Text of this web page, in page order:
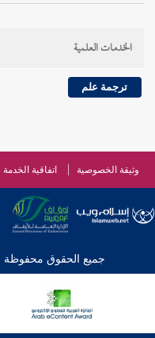
الخدمات العلمية
ترجمة علم
وثيقة الخصوصية اتفاقية الخدمة
جميع الحقوق محفوظة © 2026 - 1998 لشبكة